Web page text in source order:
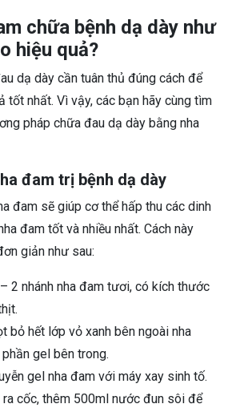
chữa bệnh dạ dày như
hiệu quả?
dạ dày cần tuân thủ đúng cách để
tốt nhất. Vì vậy, các bạn hãy cùng tìm
pháp chữa đau dạ dày bằng nha
đam trị bệnh dạ dày
đam sẽ giúp cơ thể hấp thu các dinh
đam tốt và nhiều nhất. Cách này
giản như sau:
2 nhánh nha đam tươi, có kích thước
bỏ hết lớp vỏ xanh bên ngoài nha
gel bên trong.
gel nha đam với máy xay sinh tố.
cốc, thêm 500ml nước đun sôi để